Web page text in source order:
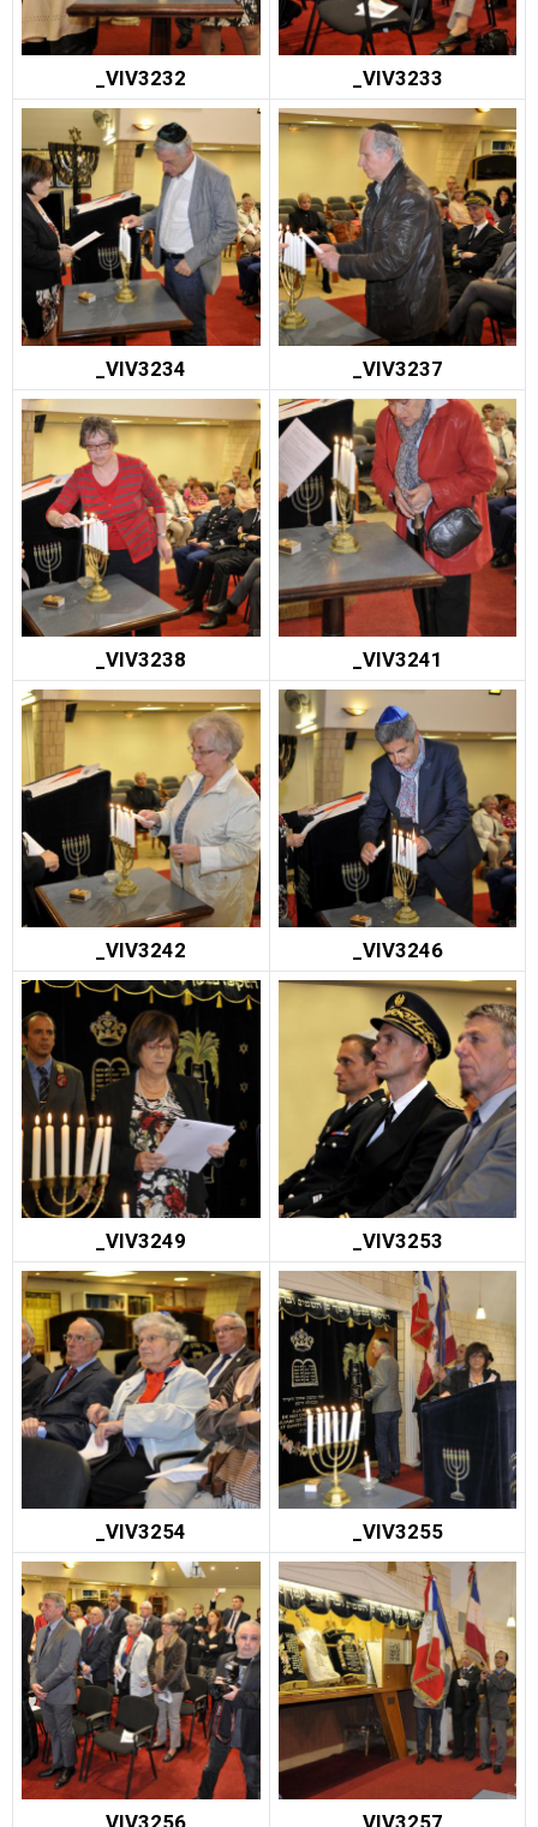
_VIV3232 _VIV3233
_VIV3234 _VIV3237
_VIV3238 _VIV3241
_VIV3242 _VIV3246
_VIV3249 _VIV3253
_VIV3254 _VIV3255
_VIV3256 _VIV3257